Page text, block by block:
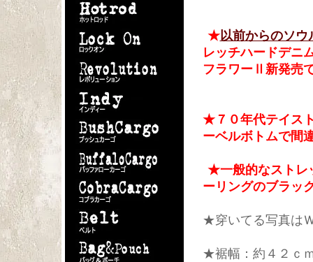
★以前からのソウ
レッチハードデニ
フラワーⅡ新発売
★７０年代テイス
ーベルボトムで間
★一般的なストレ
ーリングのブラッ
★穿いてる写真は
★裾幅：約４２ｃ